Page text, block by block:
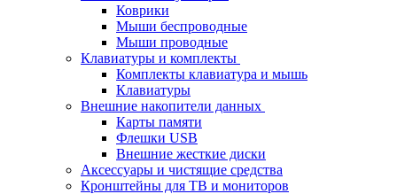
Коврики
Мыши беспроводные
Мыши проводные
Клавиатуры и комплекты
Комплекты клавиатура и мышь
Клавиатуры
Внешние накопители данных
Карты памяти
Флешки USB
Внешние жесткие диски
Аксессуары и чистящие средства
Кронштейны для ТВ и мониторов